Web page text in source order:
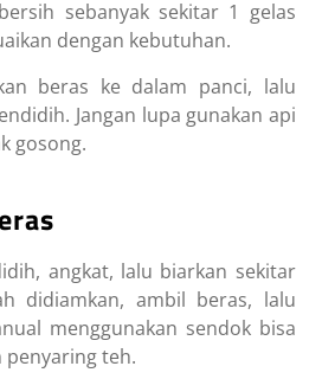
sebanyak sekitar 1 gelas
dengan kebutuhan.
beras ke dalam panci, lalu
Jangan lupa gunakan api
gosong.
angkat, lalu biarkan sekitar
didiamkan, ambil beras, lalu
menggunakan sendok bisa
teh.